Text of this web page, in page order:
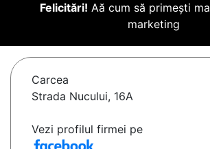
Felicitări! Aă cum să primești
marketing
Carcea
Strada Nucului, 16A
Vezi profilul firmei pe